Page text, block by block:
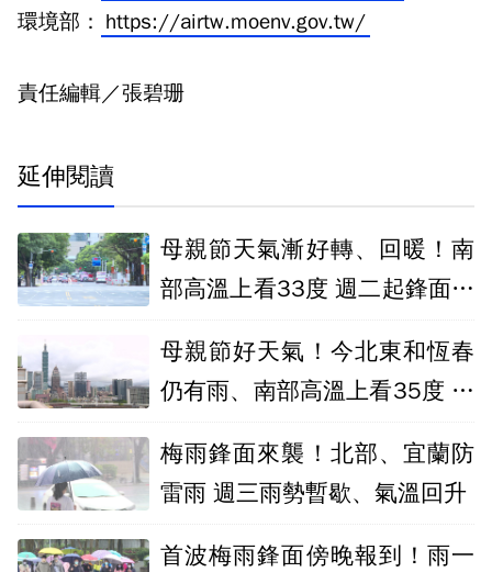
環境部： https://airtw.moenv.gov.tw/
責任編輯／張碧珊
延伸閱讀
母親節天氣漸好轉、回暖！南
部高溫上看33度 週二起鋒面醞
母親節好天氣！今北東和恆春
仍有雨、南部高溫上看35度 明
梅雨鋒面來襲！北部、宜蘭防
雷雨 週三雨勢暫歇、氣溫回升
首波梅雨鋒面傍晚報到！雨一